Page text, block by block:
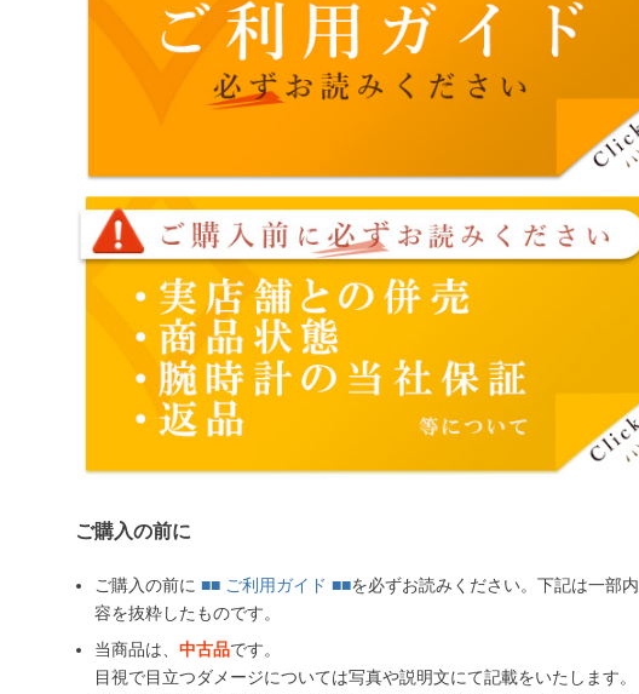
ご購入の前に
ご購入の前に ■■ ご利用ガイド ■■を必ずお読みください。下記は一部内
容を抜粋したものです。
当商品は、 中古品です。
目視で目立つダメージについては写真や説明文にて記載をいたします。